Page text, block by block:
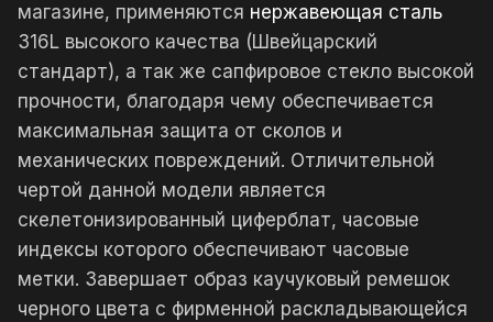
магазине, применяются нержавеющая сталь
316L высокого качества (Швейцарский
стандарт), а так же сапфировое стекло высокой
прочности, благодаря чему обеспечивается
максимальная защита от сколов и
механических повреждений. Отличительной
чертой данной модели является
скелетонизированный циферблат, часовые
индексы которого обеспечивают часовые
метки. Завершает образ каучуковый ремешок
черного цвета с фирменной раскладывающейся